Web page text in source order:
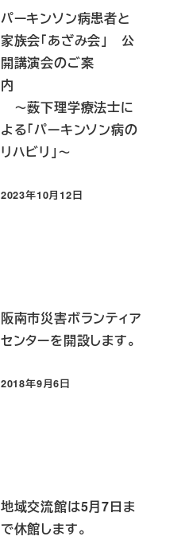
パーキンソン病患者と
家族会「あざみ会」 公
開講演会のご案
内
～薮下理学療法士に
よる「パーキンソン病の
リハビリ」～
投稿日
2023年10月12日
阪南市災害ボランティア
センターを開設します。
投稿日
2018年9月6日
地域交流館は5月7日ま
で休館します。